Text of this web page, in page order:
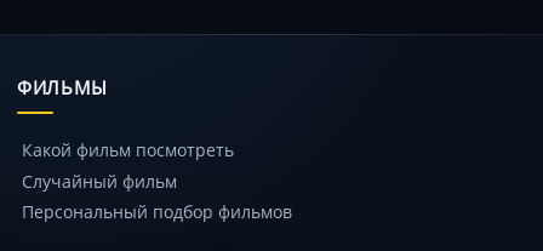
ФИЛЬМЫ
Какой фильм посмотреть
Случайный фильм
Персональный подбор фильмов